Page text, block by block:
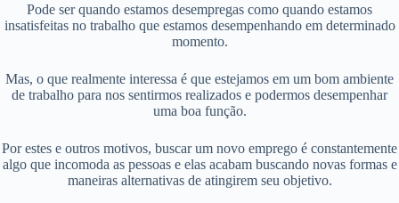
Pode ser quando estamos desempregas como quando estamos
insatisfeitas no trabalho que estamos desempenhando em determinado
momento.
Mas, o que realmente interessa é que estejamos em um bom ambiente
de trabalho para nos sentirmos realizados e podermos desempenhar
uma boa função.
Por estes e outros motivos, buscar um novo emprego é constantemente
algo que incomoda as pessoas e elas acabam buscando novas formas e
maneiras alternativas de atingirem seu objetivo.